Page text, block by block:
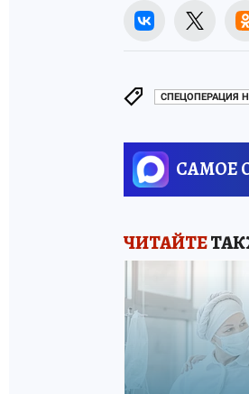
СПЕЦОПЕРАЦИЯ
САМОЕ
ЧИТАЙТЕ